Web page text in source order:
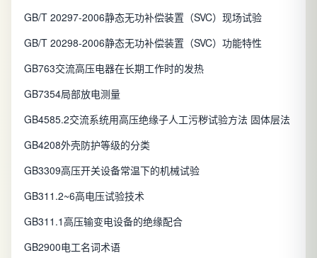
GB/T 20297-2006静态无功补偿装置（SVC）现场试验
GB/T 20298-2006静态无功补偿装置（SVC）功能特性
GB763交流高压电器在长期工作时的发热
GB7354局部放电测量
GB4585.2交流系统用高压绝缘子人工污秽试验方法 固体层法
GB4208外壳防护等级的分类
GB3309高压开关设备常温下的机械试验
GB311.2~6高电压试验技术
GB311.1高压输变电设备的绝缘配合
GB2900电工名词术语